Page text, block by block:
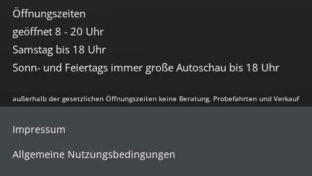
Beifahrerairbag abschaltbar
Berganfahrhilfe
Bremsassistent
Einparkhilfe vorn + hinten
el. Stabilitätsprogramm
Fernlichtassistent
Geschwindigkeit-Begrenzungsanlage
ISOFIX Kindersitzvorrüstung
LED-Scheinwerfer
Öffnungszeiten
geöffnet 8 - 20 Uhr
Samstag bis 18 Uhr
Sonn- und Feiertags immer große Autoschau bis 18 Uhr
außerhalb der gesetzlichen Öffnungszeiten keine Beratung, Probefahrten und Verkauf
Impressum
Allgemeine Nutzungsbedingungen